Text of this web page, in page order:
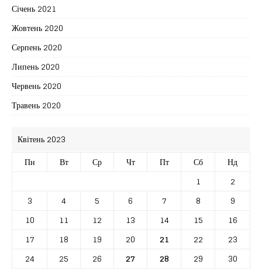
Січень 2021
Жовтень 2020
Серпень 2020
Липень 2020
Червень 2020
Травень 2020
Квітень 2023
Пн
Вт Ср Чт Пт Сб
Нд
1
2
3
4 5 6 7 8
9
10
11 12 13 14 15
16
17
18 19 20 21 22
23
24
25 26 27 28 29 30